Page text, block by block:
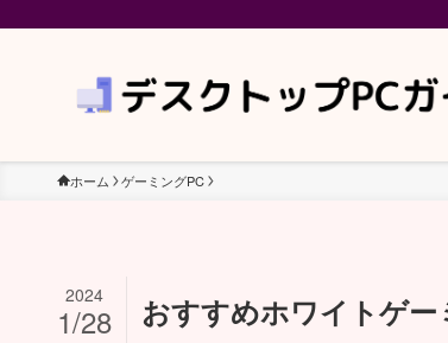
ホーム ゲーミングPC
おすすめホワイトゲ
2024
1/28